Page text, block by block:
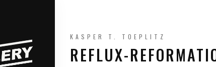
KASPER T. TOEPLITZ
REFLUX-